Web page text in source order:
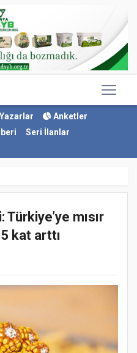
Yazarlar
Anketler
Seri İlanlar
Türkiye’ye mısır
kat arttı